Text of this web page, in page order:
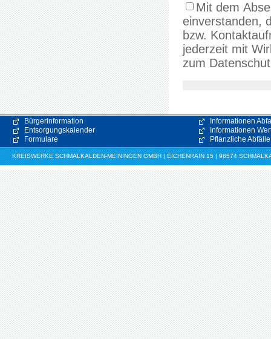
Mit dem
einverstanden,
bzw. Kontaktaufnahme
jederzeit mit
zum
Bürgerinformation
Entsorgungskalender
Formulare
Informationen
Informationen
Pflanzliche Abfälle
KREISWERKE SCHMALKALDEN-MEININGEN GMBH | EICHENRAIN 15 | 98574